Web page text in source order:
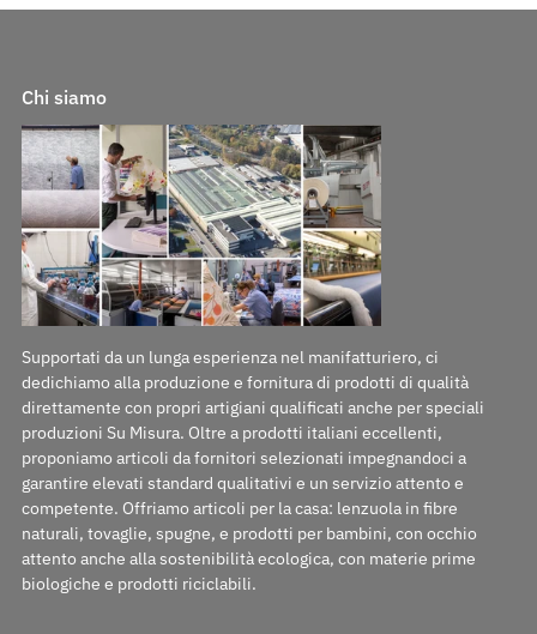
Chi siamo
Supportati da un lunga esperienza nel manifatturiero, ci
dedichiamo alla produzione e fornitura di prodotti di qualità
direttamente con propri artigiani qualificati anche per speciali
produzioni Su Misura. Oltre a prodotti italiani eccellenti,
proponiamo articoli da fornitori selezionati impegnandoci a
garantire elevati standard qualitativi e un servizio attento e
competente. Offriamo articoli per la casa: lenzuola in fibre
naturali, tovaglie, spugne, e prodotti per bambini, con occhio
attento anche alla sostenibilità ecologica, con materie prime
biologiche e prodotti riciclabili.